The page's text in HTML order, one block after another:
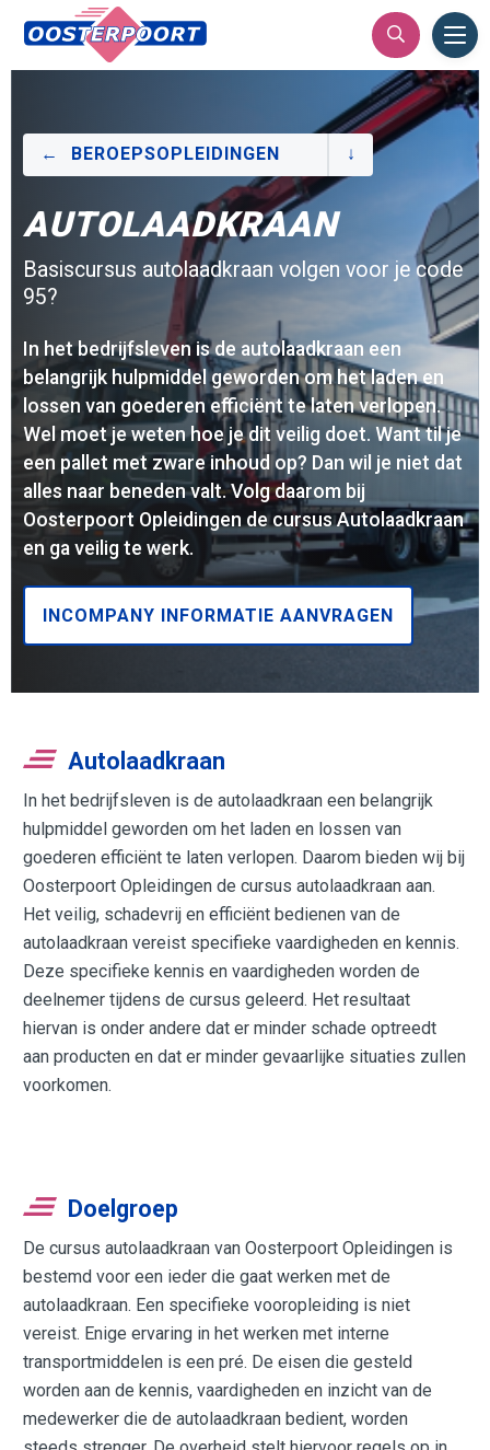
BEROEPSOPLEIDINGEN
AUTOLAADKRAAN
Basiscursus autolaadkraan volgen voor je code
95?
In het bedrijfsleven is de autolaadkraan een
belangrijk hulpmiddel geworden om het laden en
lossen van goederen efficiënt te laten verlopen.
Wel moet je weten hoe je dit veilig doet. Want til je
een pallet met zware inhoud op? Dan wil je niet dat
alles naar beneden valt. Volg daarom bij
Oosterpoort Opleidingen de cursus Autolaadkraan
en ga veilig te werk.
INCOMPANY INFORMATIE AANVRAGEN
Autolaadkraan
In het bedrijfsleven is de autolaadkraan een belangrijk
hulpmiddel geworden om het laden en lossen van
goederen efficiënt te laten verlopen. Daarom bieden wij bij
Oosterpoort Opleidingen de cursus autolaadkraan aan.
Het veilig, schadevrij en efficiënt bedienen van de
autolaadkraan vereist specifieke vaardigheden en kennis.
Deze specifieke kennis en vaardigheden worden de
deelnemer tijdens de cursus geleerd. Het resultaat
hiervan is onder andere dat er minder schade optreedt
aan producten en dat er minder gevaarlijke situaties zullen
voorkomen.
Doelgroep
De cursus autolaadkraan van Oosterpoort Opleidingen is
bestemd voor een ieder die gaat werken met de
autolaadkraan. Een specifieke vooropleiding is niet
vereist. Enige ervaring in het werken met interne
transportmiddelen is een pré. De eisen die gesteld
worden aan de kennis, vaardigheden en inzicht van de
medewerker die de autolaadkraan bedient, worden